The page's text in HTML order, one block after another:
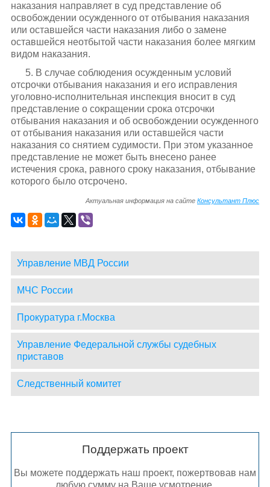
наказания направляет в суд представление об
освобождении осужденного от отбывания наказания
или оставшейся части наказания либо о замене
оставшейся неотбытой части наказания более мягким
видом наказания.
5. В случае соблюдения осужденным условий
отсрочки отбывания наказания и его исправления
уголовно-исполнительная инспекция вносит в суд
представление о сокращении срока отсрочки
отбывания наказания и об освобождении осужденного
от отбывания наказания или оставшейся части
наказания со снятием судимости. При этом указанное
представление не может быть внесено ранее
истечения срока, равного сроку наказания, отбывание
которого было отсрочено.
Актуальная информация на сайтеКонсультант Плюс
Управление МВД России
МЧС России
Прокуратура г.Москва
Управление Федеральной службы судебных
приставов
Следственный комитет
Поддержать проект
Вы можете поддержать наш проект, пожертвовав нам
любую сумму на Ваше усмотрение.